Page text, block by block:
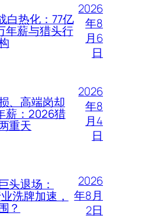
白热化：77亿
年薪与猎头行
2026
年8
月6
日
、高端岗却
薪：2026猎
重天
2026
年8
月4
日
头退场：
洗牌加速，
？
2026
年8月
2日